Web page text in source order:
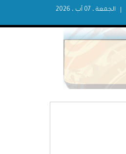
الجمعة ، 07 آب ، 2026